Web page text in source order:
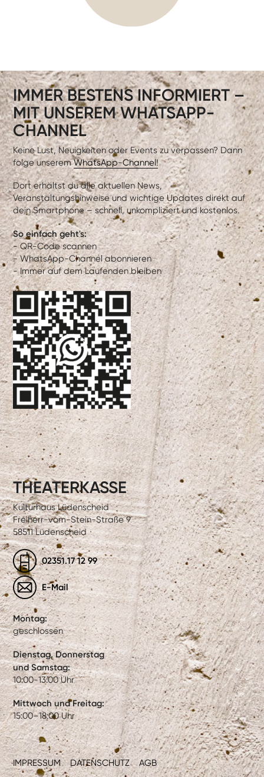
IMMER BESTENS INFORMIERT –
MIT UNSEREM WHATSAPP-
CHANNEL
Keine Lust, Neuigkeiten oder Events zu verpassen? Dann
folge unseremWhatsApp-Channel!
Dort erhältst du alle aktuellen News,
Veranstaltungshinweise und wichtige Updates direkt auf
dein Smartphone – schnell, unkompliziert und kostenlos.
So einfach geht's:
- QR-Code scannen
- WhatsApp-Channel abonnieren
- Immer auf dem Laufenden bleiben
IMPRESSUM DATENSCHUTZ AGB
THEATERKASSE
Kulturhaus Lüdenscheid
Freiherr-vom-Stein-Straße 9
58511 Lüdenscheid
02351.17 12 99
E-Mail
Montag:
geschlossen
Dienstag, Donnerstag
und Samstag:
10:00-13:00 Uhr
Mittwoch und Freitag:
15:00–18:00 Uhr